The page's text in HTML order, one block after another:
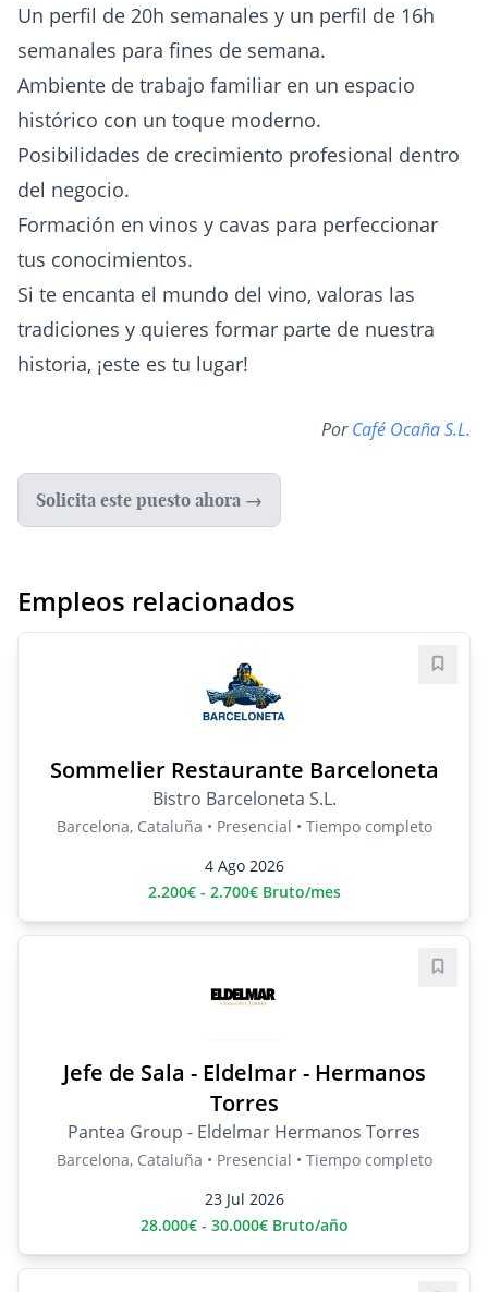
Un perfil de 20h semanales y un perfil de 16h
semanales para fines de semana.
Ambiente de trabajo familiar en un espacio
histórico con un toque moderno.
Posibilidades de crecimiento profesional dentro
del negocio.
Formación en vinos y cavas para perfeccionar
tus conocimientos.
Si te encanta el mundo del vino, valoras las
tradiciones y quieres formar parte de nuestra
historia, ¡este es tu lugar!
PorCafé Ocaña S.L.
Solicita este puesto ahora →
Empleos relacionados
Sommelier Restaurante Barceloneta
Bistro Barceloneta S.L.
Barcelona, Cataluña • Presencial • Tiempo completo
4 Ago 2026
2.200€ - 2.700€ Bruto/mes
Jefe de Sala - Eldelmar - Hermanos
Torres
Pantea Group - Eldelmar Hermanos Torres
Barcelona, Cataluña • Presencial • Tiempo completo
23 Jul 2026
28.000€ - 30.000€ Bruto/año